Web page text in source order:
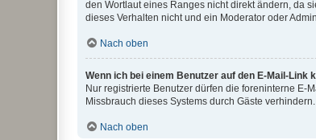
den Wortlaut eines Ranges nicht direkt ändern, da
dieses Verhalten nicht und ein Moderator oder
Nach oben
Wenn ich bei einem Benutzer auf den E-Mail-
Nur registrierte Benutzer dürfen die foreninterne E-
Missbrauch dieses Systems durch Gäste verhindern.
Nach oben